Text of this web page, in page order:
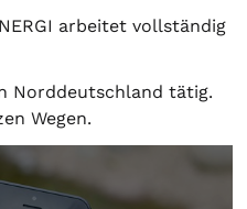
arbeitet vollständig
Norddeutschland tätig.
Wegen.